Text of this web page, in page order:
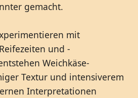
gemacht.
mit
und -
Weichkäse-
Textur und intensiverem
Interpretationen